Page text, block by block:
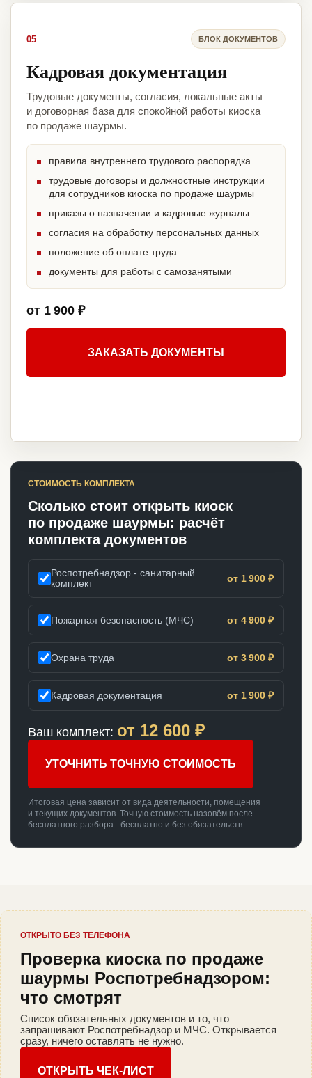
05 БЛОК ДОКУМЕНТОВ
Кадровая документация
Трудовые документы, согласия, локальные акты
и договорная база для спокойной работы киоска
по продаже шаурмы.
правила внутреннего трудового распорядка
трудовые договоры и должностные инструкции
для сотрудников киоска по продаже шаурмы
приказы о назначении и кадровые журналы
согласия на обработку персональных данных
положение об оплате труда
документы для работы с самозанятыми
от 1 900 ₽
ЗАКАЗАТЬ ДОКУМЕНТЫ
СТОИМОСТЬ КОМПЛЕКТА
Сколько стоит открыть киоск
по продаже шаурмы: расчёт
комплекта документов
Роспотребнадзор - санитарный
комплект
от 1 900 ₽
Пожарная безопасность (МЧС) от 4 900 ₽
Охрана труда от 3 900 ₽
Кадровая документация от 1 900 ₽
Ваш комплект: от 12 600 ₽
УТОЧНИТЬ ТОЧНУЮ СТОИМОСТЬ
Итоговая цена зависит от вида деятельности, помещения
и текущих документов. Точную стоимость назовём после
бесплатного разбора - бесплатно и без обязательств.
ОТКРЫТО БЕЗ ТЕЛЕФОНА
Проверка киоска по продаже
шаурмы Роспотребнадзором:
что смотрят
Список обязательных документов и то, что
запрашивают Роспотребнадзор и МЧС. Открывается
сразу, ничего оставлять не нужно.
ОТКРЫТЬ ЧЕК-ЛИСТ